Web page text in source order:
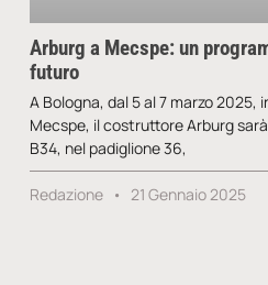
Arburg a Mecspe: un
futuro
A Bologna, dal 5 al 7 marzo 2025,
Mecspe, il costruttore Arburg
B34, nel padiglione 36,
Redazione 21 Gennaio 2025